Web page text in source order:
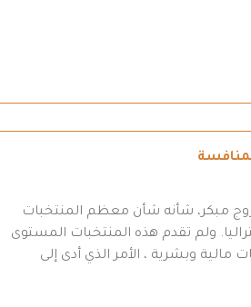
المنتخب العراقي في نهائيات كأس العالم 2026 بخروج مبكر، شأنه شأن معظم المنتخبات
ولم تقدم هذه المنتخبات المستوى
مالية وبشرية ، الأمر الذي أدى إلى